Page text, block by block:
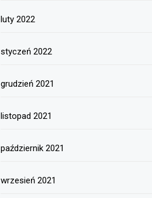
luty 2022
styczeń 2022
grudzień 2021
listopad 2021
październik 2021
wrzesień 2021